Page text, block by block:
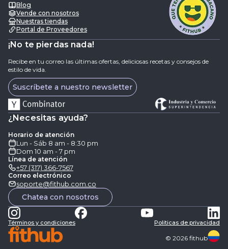
Blog
Vende con nosotros
Nuestras tiendas
Portal de Proveedores
¡No te pierdas nada!
Recibe en tu correo las últimas ofertas, deliciosas recetas y consejos de
estilo de vida.
Suscríbete a nuestro newsletter
¿Necesitas ayuda?
Horario de atención
Lun - Sáb 8 am - 8:30 pm
Dom 10 am - 7 pm
Línea de atención
+57 (317) 366-7567
Correo electrónico
soporte@fithub.com.co
Chatea con nosotros
Términos y condiciones Politicas de privacidad
© 2026 fithub